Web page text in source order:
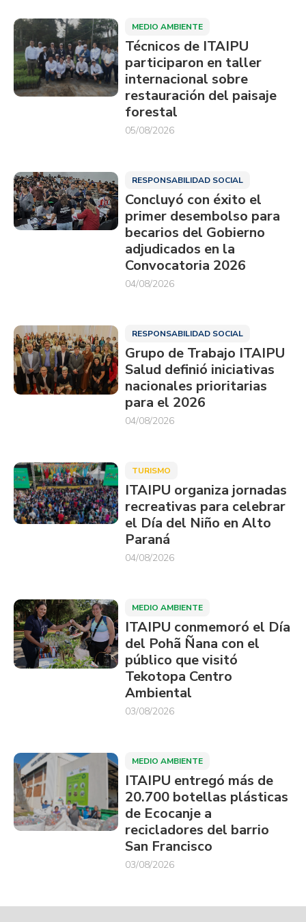
MEDIO AMBIENTE
Técnicos de ITAIPU
participaron en taller
internacional sobre
restauración del paisaje
forestal
05/08/2026
RESPONSABILIDAD SOCIAL
Concluyó con éxito el
primer desembolso para
becarios del Gobierno
adjudicados en la
Convocatoria 2026
04/08/2026
RESPONSABILIDAD SOCIAL
Grupo de Trabajo ITAIPU
Salud definió iniciativas
nacionales prioritarias
para el 2026
04/08/2026
TURISMO
ITAIPU organiza jornadas
recreativas para celebrar
el Día del Niño en Alto
Paraná
04/08/2026
MEDIO AMBIENTE
ITAIPU conmemoró el Día
del Pohã Ñana con el
público que visitó
Tekotopa Centro
Ambiental
03/08/2026
MEDIO AMBIENTE
ITAIPU entregó más de
20.700 botellas plásticas
de Ecocanje a
recicladores del barrio
San Francisco
03/08/2026